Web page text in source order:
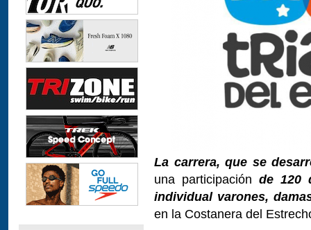
La carrera, que se
una participaciónde 120
individual varones,
en la Costanera del